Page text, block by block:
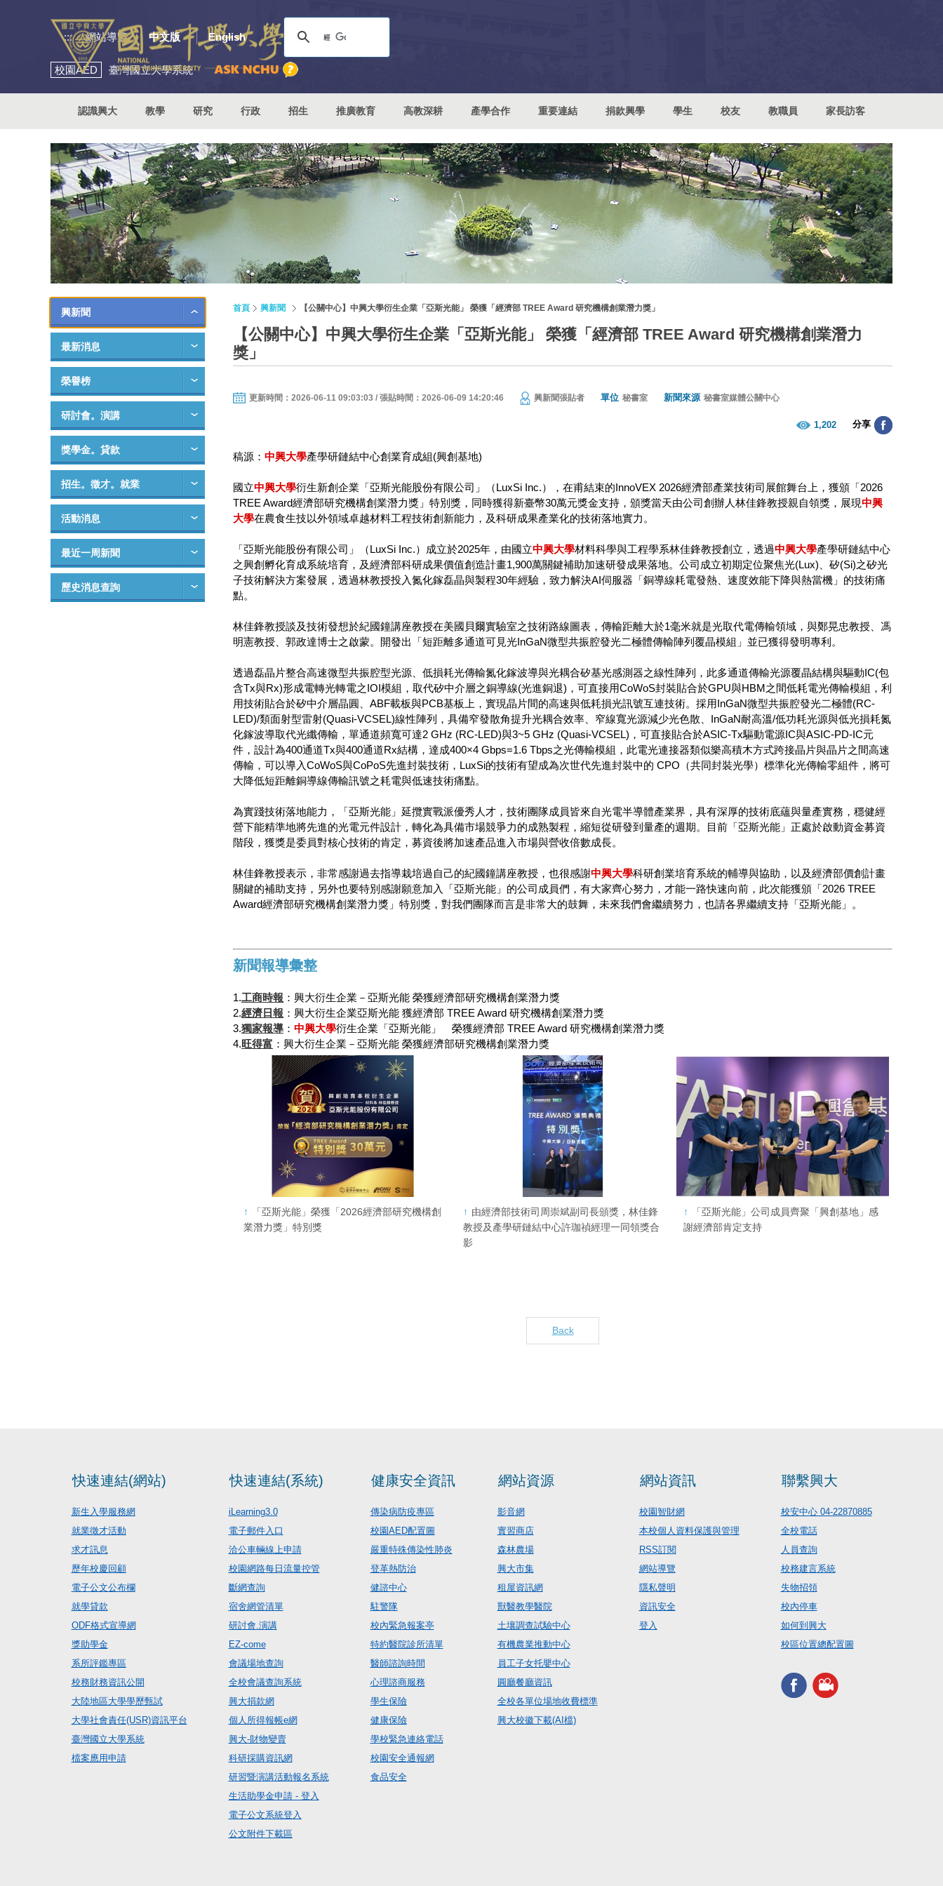
::: 網站導覽 中文版 English
校園AED 臺灣國立大學系統
認識興大 教學 研究 行政 招生 推廣教育 高教深耕 產學合作 重要連結 捐款興學 學生 校友 教職員 家長訪客
興新聞
最新消息
榮譽榜
研討會。演講
獎學金。貸款
招生。徵才。就業
活動消息
最近一周新聞
歷史消息查詢
首頁 興新聞 【公關中心】中興大學衍生企業「亞斯光能」 榮獲「經濟部 TREE Award 研究機構創業潛力獎」
【公關中心】中興大學衍生企業「亞斯光能」 榮獲「經濟部 TREE Award 研究機構創業潛力
獎」
更新時間：2026-06-11 09:03:03 / 張貼時間：2026-06-09 14:20:46 興新聞張貼者 單位 秘書室 新聞來源 秘書室媒體公關中心
1,202 分享
稿源： 中興大學產學研鏈結中心創業育成組(興創基地)
國立中興大學衍生新創企業「亞斯光能股份有限公司」（LuxSi Inc.），在甫結束的InnoVEX 2026經濟部產業技術司展館舞台上，獲頒「2026
TREE Award經濟部研究機構創業潛力獎」特別獎，同時獲得新臺幣30萬元獎金支持，頒獎當天由公司創辦人林佳鋒教授親自領獎，展現中興
大學在農食生技以外領域卓越材料工程技術創新能力，及科研成果產業化的技術落地實力。
「亞斯光能股份有限公司」（LuxSi Inc.）成立於2025年，由國立中興大學材料科學與工程學系林佳鋒教授創立，透過中興大學產學研鏈結中心
之興創孵化育成系統培育，及經濟部科研成果價值創造計畫1,900萬關鍵補助加速研發成果落地。公司成立初期定位聚焦光(Lux)、矽(Si)之矽光
子技術解決方案發展，透過林教授投入氮化鎵磊晶與製程30年經驗，致力解決AI伺服器「銅導線耗電發熱、速度效能下降與熱當機」的技術痛
點。
林佳鋒教授談及技術發想於紀國鐘講座教授在美國貝爾實驗室之技術路線圖表，傳輸距離大於1毫米就是光取代電傳輸領域，與鄭晃忠教授、馮
明憲教授、郭政達博士之啟蒙。開發出「短距離多通道可見光InGaN微型共振腔發光二極體傳輸陣列覆晶模組」並已獲得發明專利。
透過磊晶片整合高速微型共振腔型光源、低損耗光傳輸氮化鎵波導與光耦合矽基光感測器之線性陣列，此多通道傳輸光源覆晶結構與驅動IC(包
含Tx與Rx)形成電轉光轉電之IOI模組，取代矽中介層之銅導線(光進銅退)，可直接用CoWoS封裝貼合於GPU與HBM之間低耗電光傳輸模組，利
用技術貼合於矽中介層晶圓、ABF載板與PCB基板上，實現晶片間的高速與低耗損光訊號互連技術。採用InGaN微型共振腔發光二極體(RC-
LED)/類面射型雷射(Quasi-VCSEL)線性陣列，具備窄發散角提升光耦合效率、窄線寬光源減少光色散、InGaN耐高溫/低功耗光源與低光損耗氮
化鎵波導取代光纖傳輸，單通道頻寬可達2 GHz (RC-LED)與3~5 GHz (Quasi-VCSEL)，可直接貼合於ASIC-Tx驅動電源IC與ASIC-PD-IC元
件，設計為400通道Tx與400通道Rx結構，達成400×4 Gbps=1.6 Tbps之光傳輸模組，此電光連接器類似樂高積木方式跨接晶片與晶片之間高速
傳輸，可以導入CoWoS與CoPoS先進封裝技術，LuxSi的技術有望成為次世代先進封裝中的 CPO（共同封裝光學）標準化光傳輸零組件，將可
大降低短距離銅導線傳輸訊號之耗電與低速技術痛點。
為實踐技術落地能力，「亞斯光能」延攬實戰派優秀人才，技術團隊成員皆來自光電半導體產業界，具有深厚的技術底蘊與量產實務，穩健經
營下能精準地將先進的光電元件設計，轉化為具備市場競爭力的成熟製程，縮短從研發到量產的週期。目前「亞斯光能」正處於啟動資金募資
階段，獲獎是委員對核心技術的肯定，募資後將加速產品進入市場與營收倍數成長。
林佳鋒教授表示，非常感謝過去指導栽培過自己的紀國鐘講座教授，也很感謝中興大學科研創業培育系統的輔導與協助，以及經濟部價創計畫
關鍵的補助支持，另外也要特別感謝願意加入「亞斯光能」的公司成員們，有大家齊心努力，才能一路快速向前，此次能獲頒「2026 TREE
Award經濟部研究機構創業潛力獎」特別獎，對我們團隊而言是非常大的鼓舞，未來我們會繼續努力，也請各界繼續支持「亞斯光能」。
新聞報導彙整
1.工商時報 ：興大衍生企業－亞斯光能 榮獲經濟部研究機構創業潛力獎
2.經濟日報 ：興大衍生企業亞斯光能 獲經濟部 TREE Award 研究機構創業潛力獎
3.獨家報導 ： 中興大學衍生企業「亞斯光能」 榮獲經濟部 TREE Award 研究機構創業潛力獎
4.旺得富 ：興大衍生企業－亞斯光能 榮獲經濟部研究機構創業潛力獎
「亞斯光能」榮獲「2026經濟部研究機構創
業潛力獎」特別獎
由經濟部技術司周崇斌副司長頒獎，林佳鋒
教授及產學研鏈結中心許珈禎經理一同領獎合
影
「亞斯光能」公司成員齊聚「興創基地」感
謝經濟部肯定支持
Back
快速連結(網站)
新生入學服務網
就業徵才活動
求才訊息
歷年校慶回顧
電子公文公布欄
就學貸款
ODF格式宣導網
獎助學金
系所評鑑專區
校務財務資訊公開
大陸地區大學學歷甄試
大學社會責任(USR)資訊平台
臺灣國立大學系統
檔案應用申請
快速連結(系統)
iLearning3.0
電子郵件入口
洽公車輛線上申請
校園網路每日流量控管
斷網查詢
宿舍網管清單
研討會.演講
EZ-come
會議場地查詢
全校會議查詢系統
興大捐款網
個人所得報帳e網
興大-財物變賣
科研採購資訊網
研習暨演講活動報名系統
生活助學金申請 - 登入
電子公文系統登入
公文附件下載區
健康安全資訊
傳染病防疫專區
校園AED配置圖
嚴重特殊傳染性肺炎
登革熱防治
健諮中心
駐警隊
校內緊急報案亭
特約醫院診所清單
醫師諮詢時間
心理諮商服務
學生保險
健康保險
學校緊急連絡電話
校園安全通報網
食品安全
網站資源
影音網
實習商店
森林農場
興大市集
租屋資訊網
獸醫教學醫院
土壤調查試驗中心
有機農業推動中心
員工子女托嬰中心
圓廳餐廳資訊
全校各單位場地收費標準
興大校徽下載(AI檔)
網站資訊
校園智財網
本校個人資料保護與管理
RSS訂閱
網站導覽
隱私聲明
資訊安全
登入
聯繫興大
校安中心 04-22870885
全校電話
人員查詢
校務建言系統
失物招領
校內停車
如何到興大
校區位置總配置圖